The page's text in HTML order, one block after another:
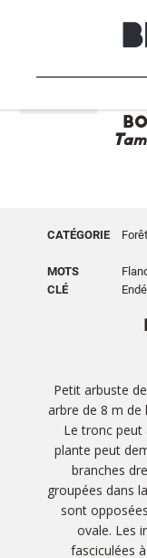
CATÉGORIE
MOTS
CLÉ
Petit arbuste
arbre de 8 m de
Le tronc peut
plante peut
branches
groupées dans
sont
ovale. Les
fasciculées